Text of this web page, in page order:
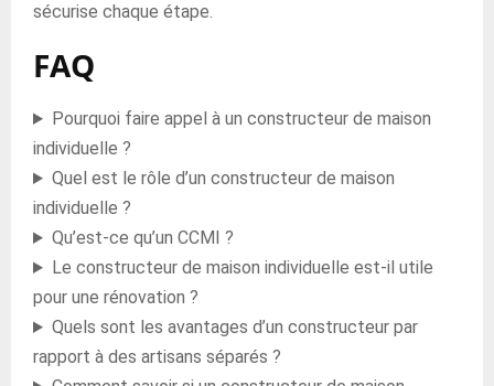
sécurise chaque étape.
FAQ
Pourquoi faire appel à un constructeur de maison
individuelle ?
Quel est le rôle d’un constructeur de maison
individuelle ?
Qu’est-ce qu’un CCMI ?
Le constructeur de maison individuelle est-il utile
pour une rénovation ?
Quels sont les avantages d’un constructeur par
rapport à des artisans séparés ?